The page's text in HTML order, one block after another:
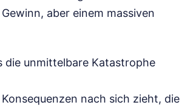
aber einem massiven
die unmittelbare Katastrophe
nach sich zieht, die